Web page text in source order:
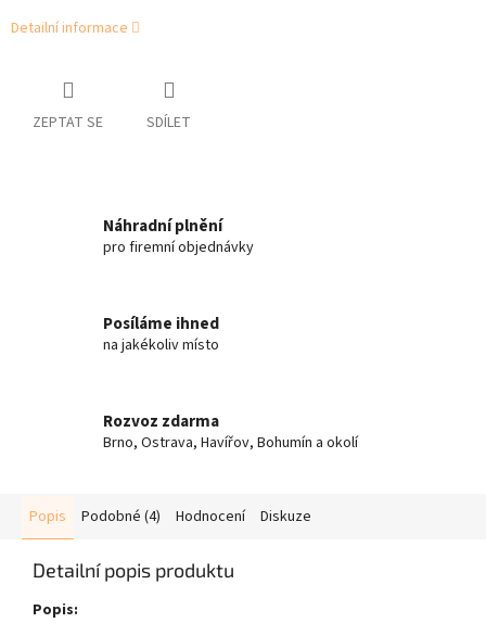
Detailní informace
ZEPTAT SE SDÍLET
Náhradní plnění
pro firemní objednávky
Posíláme ihned
na jakékoliv místo
Rozvoz zdarma
Brno, Ostrava, Havířov, Bohumín a okolí
Popis Podobné (4) Hodnocení Diskuze
Detailní popis produktu
Popis: